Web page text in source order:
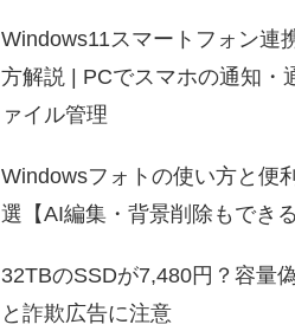
Windows11スマートフォン連
方解説 | PCでスマホの通知・
ァイル管理
Windowsフォトの使い方と便
選【AI編集・背景削除もできる
32TBのSSDが7,480円？容量
と詐欺広告に注意